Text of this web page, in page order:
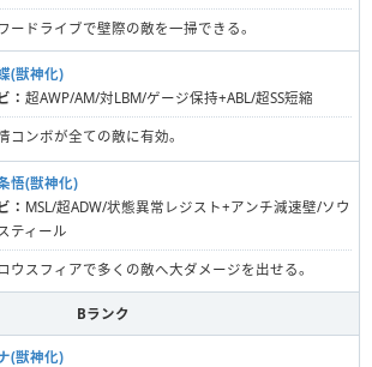
ードライブで壁際の敵を一掃できる。
(獣神化)
： 超AWP/AM/対LBM/ゲージ保持+ABL/超SS短縮
コンボが全ての敵に有効。
悟(獣神化)
： MSL/超ADW/状態異常レジスト+アンチ減速壁/ソウ
ティール
ウスフィアで多くの敵へ大ダメージを出せる。
Bランク
(獣神化)